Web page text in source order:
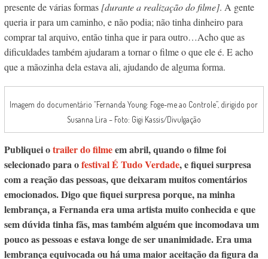
presente de várias formas [durante a realização do filme]. A gente
queria ir para um caminho, e não podia; não tinha dinheiro para
comprar tal arquivo, então tinha que ir para outro…Acho que as
dificuldades também ajudaram a tornar o filme o que ele é. E acho
que a mãozinha dela estava ali, ajudando de alguma forma.
Imagem do documentário “Fernanda Young: Foge-me ao Controle”, dirigido por
Susanna Lira – Foto: Gigi Kassis/Divulgação
Publiquei otrailer do filmeem abril, quando o filme foi
selecionado para ofestival É Tudo Verdade, e fiquei surpresa
com a reação das pessoas, que deixaram muitos comentários
emocionados. Digo que fiquei surpresa porque, na minha
lembrança, a Fernanda era uma artista muito conhecida e que
sem dúvida tinha fãs, mas também alguém que incomodava um
pouco as pessoas e estava longe de ser unanimidade. Era uma
lembrança equivocada ou há uma maior aceitação da figura da